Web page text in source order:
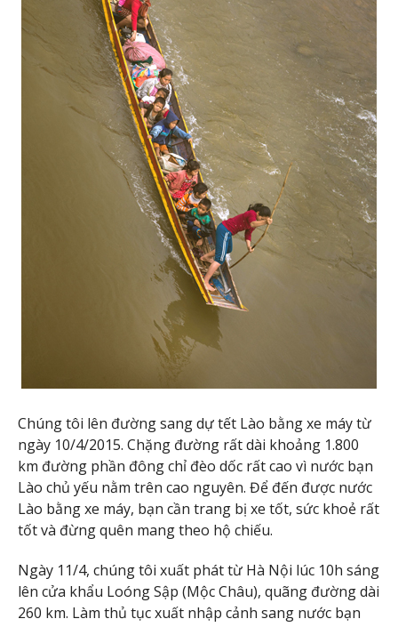
Chúng tôi lên đường sang dự tết Lào bằng xe máy từ
ngày 10/4/2015. Chặng đường rất dài khoảng 1.800
km đường phần đông chỉ đèo dốc rất cao vì nước bạn
Lào chủ yếu nằm trên cao nguyên. Để đến được nước
Lào bằng xe máy, bạn cần trang bị xe tốt, sức khoẻ rất
tốt và đừng quên mang theo hộ chiếu.
Ngày 11/4, chúng tôi xuất phát từ Hà Nội lúc 10h sáng
lên cửa khẩu Loóng Sập (Mộc Châu), quãng đường dài
260 km. Làm thủ tục xuất nhập cảnh sang nước bạn